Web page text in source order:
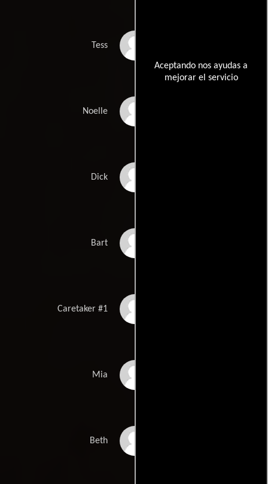
Aceptando nos ayudas a
mejorar el servicio
Tess
Noelle
Dick
Bart
Caretaker #1
Mia
Beth